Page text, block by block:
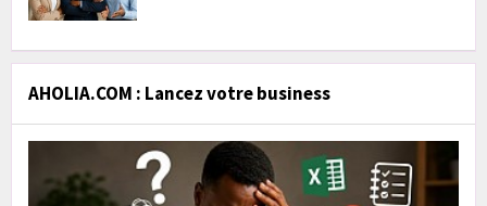
AHOLIA.COM : Lancez votre business